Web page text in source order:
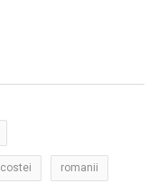
costei romanii